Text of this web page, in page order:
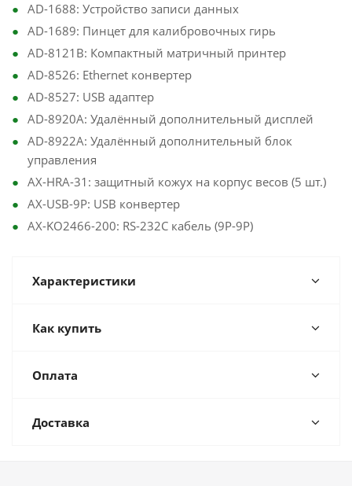
AD-1688: Устройство записи данных
AD-1689: Пинцет для калибровочных гирь
AD-8121B: Компактный матричный принтер
AD-8526: Ethernet конвертер
AD-8527: USB адаптер
AD-8920A: Удалённый дополнительный дисплей
AD-8922A: Удалённый дополнительный блок
управления
AX-HRA-31: защитный кожух на корпус весов (5 шт.)
AX-USB-9P: USB конвертер
AX-KO2466-200: RS-232C кабель (9P-9P)
Характеристики
Как купить
Оплата
Доставка